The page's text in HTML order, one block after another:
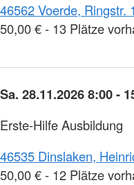
46562 Voerde, Ringstr.
50,00 € - 13 Plätze
Sa. 28.11.2026 8:00 -
Erste-Hilfe Ausbildung
46535 Dinslaken,
50,00 € - 12 Plätze